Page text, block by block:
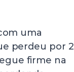
uma
perdeu por 2
firme na